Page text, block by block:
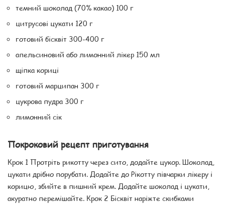
темний шоколад (70% какао) 100 г
цитрусові цукати 120 г
готовий бісквіт 300-400 г
апельсиновий або лимонний лікер 150 мл
щіпка кориці
готовий марципан 300 г
цукрова пудра 300 г
лимонний сік
Покроковий рецепт приготування
Крок 1 Протріть рикотту через сито, додайте цукор. Шоколад,
цукати дрібно порубати. Додайте до Рікотту півчарки лікеру і
корицю, збийте в пишний крем. Додайте шоколад і цукати,
акуратно перемішайте. Крок 2 Бісквіт наріжте скибками